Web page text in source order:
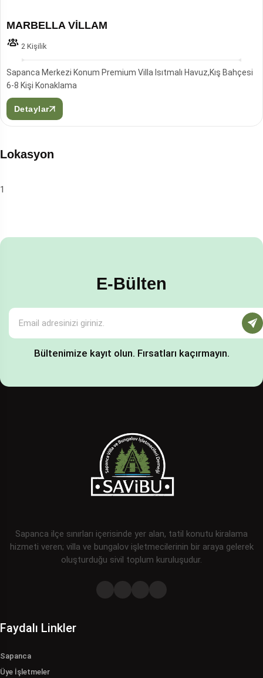
MARBELLA VİLLAM
2 Kişilik
Sapanca Merkezi Konum Premium Villa Isıtmalı Havuz,Kış Bahçesi
6-8 Kişi Konaklama
Detaylar
Lokasyon
1
E-Bülten
Bültenimize kayıt olun. Fırsatları kaçırmayın.
Sapanca ilçe sınırları içerisinde yer alan, tatil konutu kiralama
hizmeti veren; villa ve bungalov işletmecilerinin bir araya gelerek
oluşturduğu sivil toplum kuruluşudur.
Faydalı Linkler
Sapanca
Üye İşletmeler